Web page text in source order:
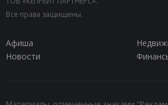
Все права защищены.
Афиша
Новости